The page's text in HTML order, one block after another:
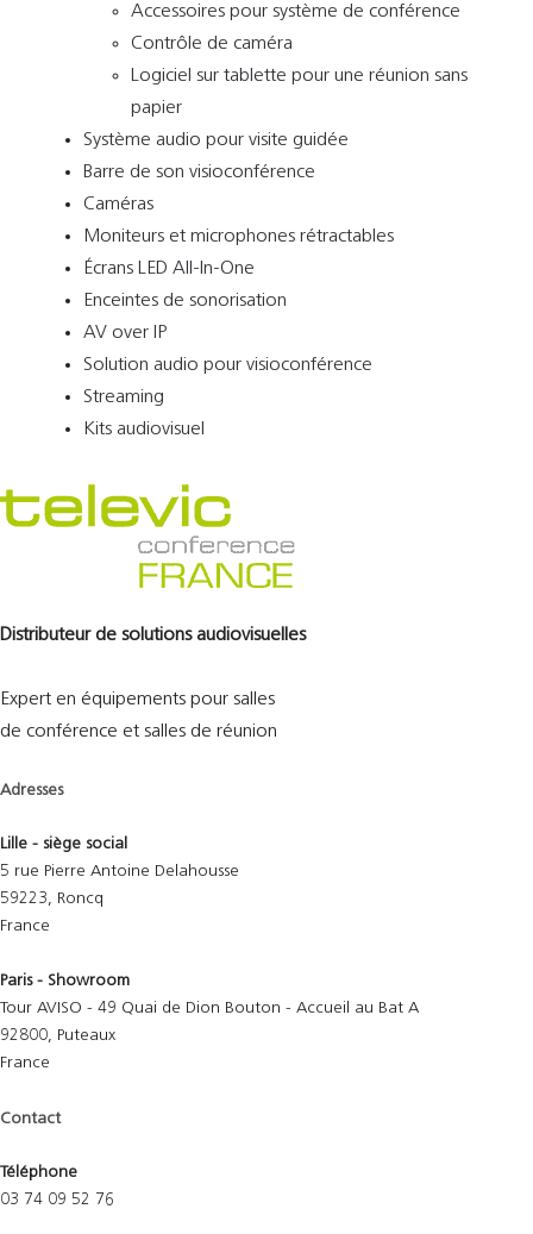
Accessoires pour système de conférence
Contrôle de caméra
Logiciel sur tablette pour une réunion sans
papier
Système audio pour visite guidée
Barre de son visioconférence
Caméras
Moniteurs et microphones rétractables
Écrans LED All-In-One
Enceintes de sonorisation
AV over IP
Solution audio pour visioconférence
Streaming
Kits audiovisuel
Distributeur de solutions audiovisuelles
Expert en équipements pour salles
de conférence et salles de réunion
Adresses
Lille - siège social
5 rue Pierre Antoine Delahousse
59223, Roncq
France
Paris - Showroom
Tour AVISO - 49 Quai de Dion Bouton - Accueil au Bat A
92800, Puteaux
France
Contact
Téléphone
03 74 09 52 76